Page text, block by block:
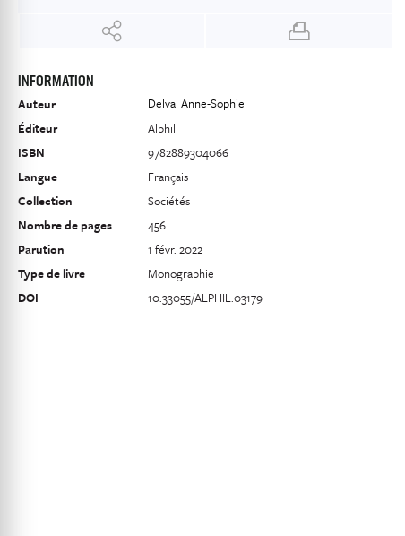
INFORMATION
Auteur
Delval Anne-Sophie
Éditeur
Alphil
ISBN
9782889304066
Langue
Français
Collection
Sociétés
Nombre de pages
456
Parution
1 févr. 2022
Type de livre
Monographie
DOI
10.33055/ALPHIL.03179